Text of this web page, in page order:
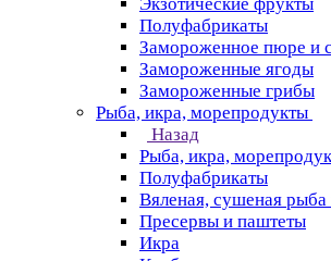
Полуфабрикаты
Замороженное пюре и
Замороженные ягоды
Замороженные грибы
Рыба, икра, морепродукты
Назад
Рыба, икра,
Полуфабрикаты
Вяленая, сушеная рыба
Пресервы и паштеты
Икра